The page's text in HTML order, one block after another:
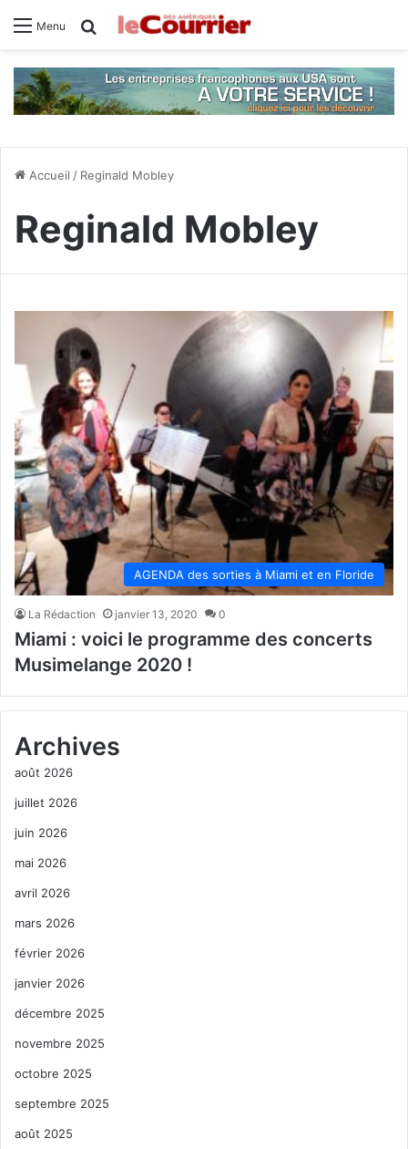
Menu Rechercher
Accueil / Reginald Mobley
Reginald Mobley
AGENDA des sorties à Miami et en Floride
La Rédaction janvier 13, 2020 0
Miami : voici le programme des concerts
Musimelange 2020 !
Archives
août 2026
juillet 2026
juin 2026
mai 2026
avril 2026
mars 2026
février 2026
janvier 2026
décembre 2025
novembre 2025
octobre 2025
septembre 2025
août 2025